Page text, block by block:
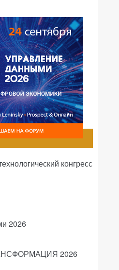
конгресс
2026
2026